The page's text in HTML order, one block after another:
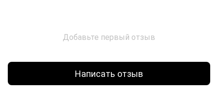
Добавьте первый отзыв
Написать отзыв